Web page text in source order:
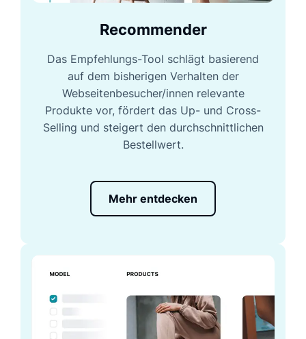
Recommender
Das Empfehlungs-Tool schlägt basierend
auf dem bisherigen Verhalten der
Webseitenbesucher/innen relevante
Produkte vor, fördert das Up- und Cross-
Selling und steigert den durchschnittlichen
Bestellwert.
Mehr entdecken